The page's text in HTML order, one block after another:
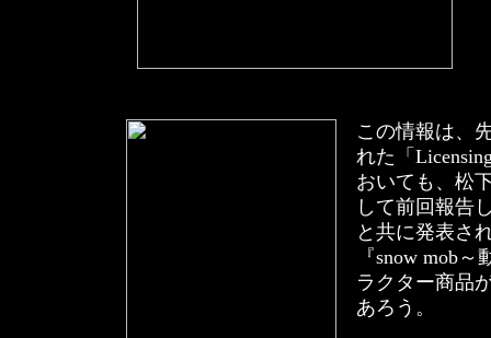
この情報は、
れた「
おいても、松
して前回報告
と共に発表さ
『snow mob
ラクター商品
あろう。